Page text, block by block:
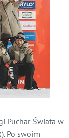
Puchar Świata w
Po swoim